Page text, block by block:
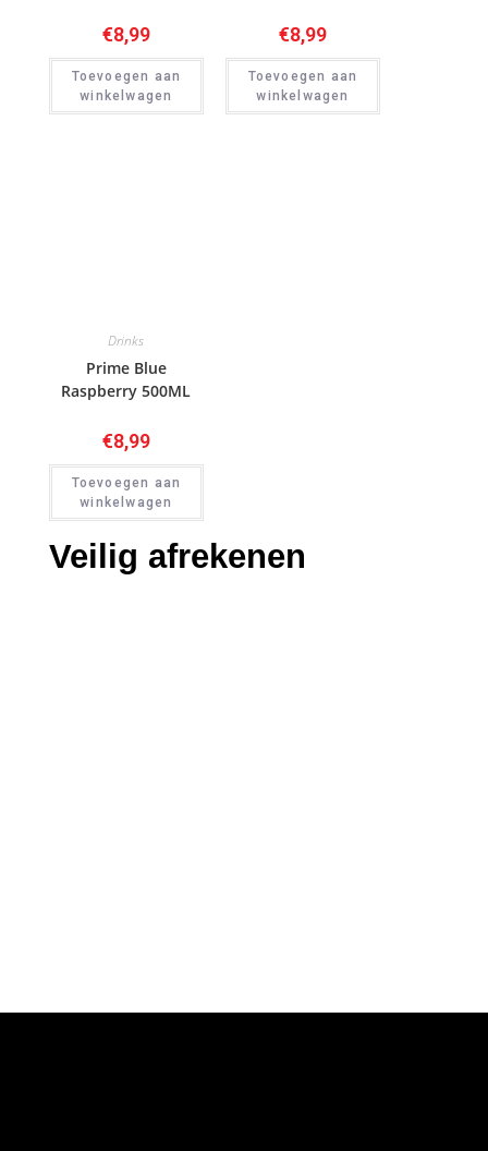
€8,99
Toevoegen aan
winkelwagen
€8,99
Toevoegen aan
winkelwagen
Drinks
Prime Blue
Raspberry 500ML
€8,99
Toevoegen aan
winkelwagen
Veilig afrekenen